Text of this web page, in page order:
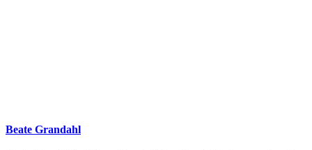
Beate Grandahl